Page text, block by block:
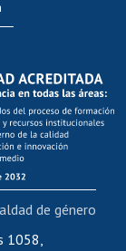
1058,
de género